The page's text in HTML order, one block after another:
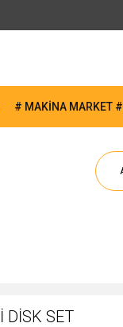
# MAKİNA MARKET #
DİSK SET